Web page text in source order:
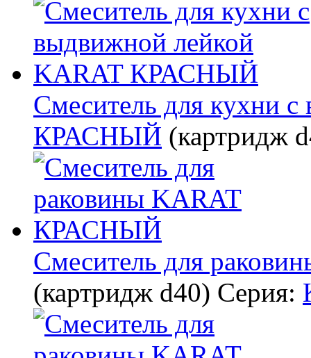
Смеситель для кухни
КРАСНЫЙ (картридж
Смеситель для
(картридж d40) Серия: